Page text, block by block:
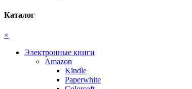
Каталог
×
Электронные книги
Amazon
Kindle
Paperwhite